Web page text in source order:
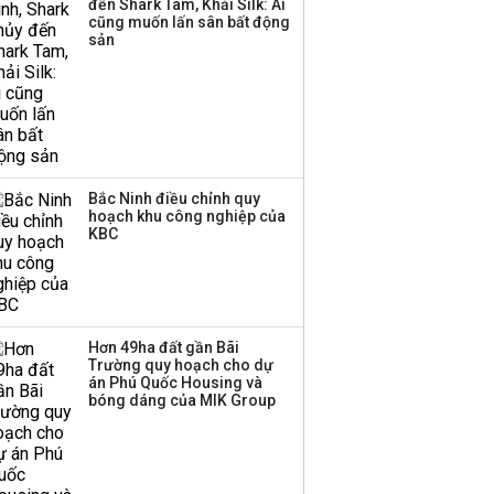
Hà Nội: Thanh niên tình
nguyện phát nước miễn phí,
tiếp sức cho thí sinh thi...
ĐÔ THỊ 14:44 | 25/06/2019
Thị trường thường
đến Shark Tam, Khải Silk: Ai
cũng muốn lấn sân bất động
sản
Bắc Ninh điều chỉnh quy
hoạch khu công nghiệp của
KBC
Hơn 49ha đất gần Bãi
Trường quy hoạch cho dự
án Phú Quốc Housing và
bóng dáng của MIK Group